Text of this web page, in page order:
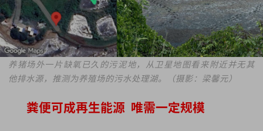
养猪场外一片缺氧已久的污泥地，从卫星地图看来附近并无其
他排水源，推测为养殖场的污水处理湖。（摄影：梁馨元）
粪便可成再生能源 唯需一定规模